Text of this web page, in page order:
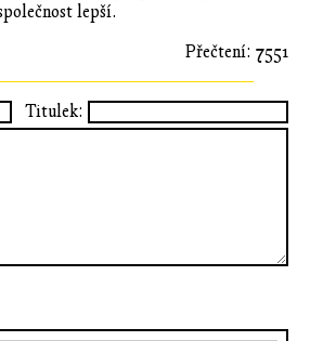
lepší.
Přečtení: 7551
Titulek: